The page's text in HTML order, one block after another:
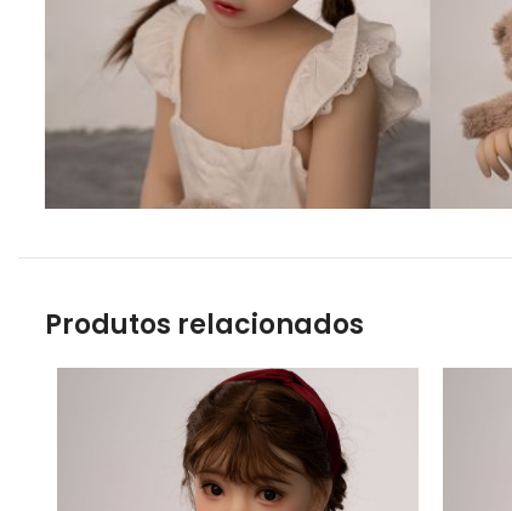
Produtos relacionados